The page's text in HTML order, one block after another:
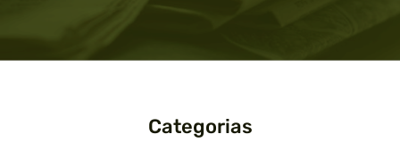
Categorias